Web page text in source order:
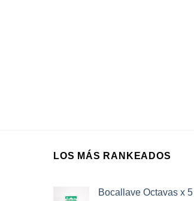
LOS MÁS RANKEADOS
Bocallave Octavas x